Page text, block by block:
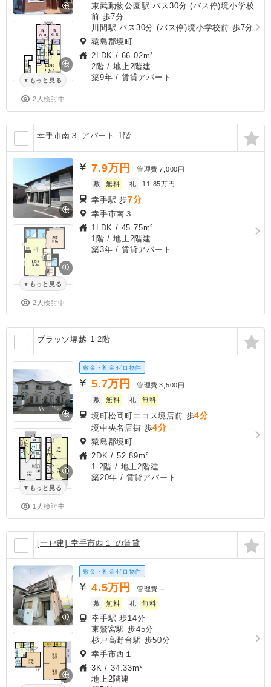
もっと見る
2人検討中
東武動物公園駅 バス30分 (バス停)境小学校
前 歩7分
川間駅 バス30分 (バス停)境小学校前 歩7分
猿島郡境町
2LDK / 66.02m²
2階 / 地上2階建
築9年 / 賃貸アパート
幸手市南３ アパート 1階
もっと見る
2人検討中
7.9万円 管理費 7,000円
敷
無料 礼 11.85万円
幸手駅 歩7分
幸手市南３
1LDK / 45.75m²
1階 / 地上2階建
築3年 / 賃貸アパート
プラッツ塚越 1-2階
もっと見る
1人検討中
敷金・礼金ゼロ物件
5.7万円 管理費 3,500円
敷
無料 礼 無料
境町松岡町エコス境店前 歩4分
境中央名店街 歩4分
猿島郡境町
2DK / 52.89m²
1-2階 / 地上2階建
築20年 / 賃貸アパート
[一戸建] 幸手市西１ の賃貸
敷金・礼金ゼロ物件
4.5万円 管理費 －
敷
無料 礼 無料
幸手駅 歩14分
東鷲宮駅 歩45分
杉戸高野台駅 歩50分
幸手市西１
3K /34.33m²
地上2階建